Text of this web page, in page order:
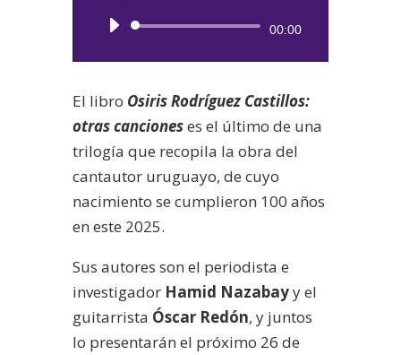
Reproductor
00:00
El libro Osiris Rodríguez Castillos:
otras cancioneses el último de una
trilogía que recopila la obra del
cantautor uruguayo, de cuyo
nacimiento se cumplieron 100 años
en este 2025.
Sus autores son el periodista e
investigador Hamid Nazabayy el
guitarrista Óscar Redón, y juntos
lo presentarán el próximo 26 de